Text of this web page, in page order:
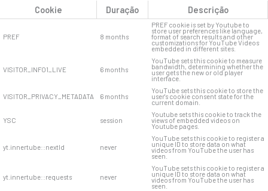
Cookie
Duração Descrição
PREF 8 months
PREF cookie is set by Youtube to
store user preferences like language,
format of search results and other
customizations for YouTube Videos
embedded in different sites.
VISITOR_INFO1_LIVE 6 months
YouTube sets this cookie to measure
bandwidth, determining whether the
user gets the new or old player
interface.
VISITOR_PRIVACY_METADATA 6 months
YouTube sets this cookie to store the
user's cookie consent state for the
current domain.
YSC session
Youtube sets this cookie to track the
views of embedded videos on
Youtube pages.
yt.innertube::nextId never
YouTube sets this cookie to register a
unique ID to store data on what
videos from YouTube the user has
seen.
yt.innertube::requests never
YouTube sets this cookie to register a
unique ID to store data on what
videos from YouTube the user has
seen.